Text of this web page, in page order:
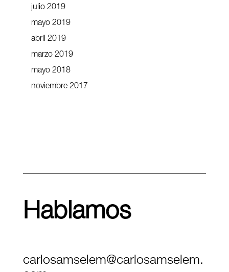
julio 2019
mayo 2019
abril 2019
marzo 2019
mayo 2018
noviembre 2017
Hablamos
carlosamselem@carlosamselem.